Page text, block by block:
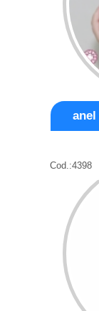
Cod.:4398